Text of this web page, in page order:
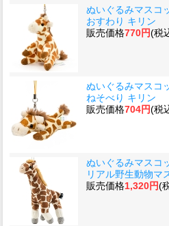
ぬいぐるみマスコ
おすわり キリン
販売価格770円(税
ぬいぐるみマスコ
ねそべり キリン
販売価格704円(税
ぬいぐるみマスコ
リアル野生動物マ
販売価格1,320円(